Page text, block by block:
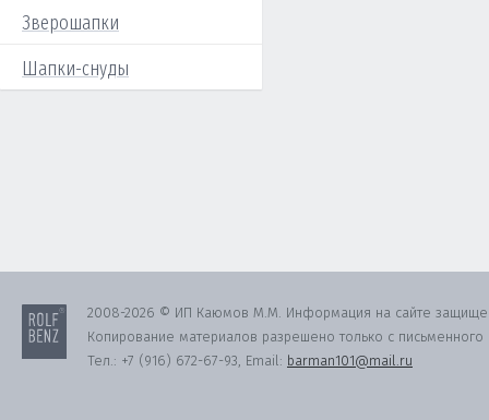
Зверошапки
Шапки-снуды
2008-2026 © ИП Каюмов М.М. Информация на сайте
Копирование материалов разрешено только с письменного
Тел.: +7 (916) 672-67-93, Email: barman101@mail.ru